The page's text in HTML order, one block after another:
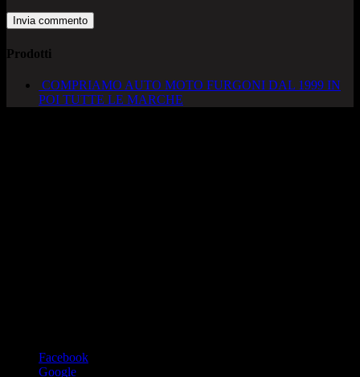
Prodotti
COMPRIAMO AUTO MOTO FURGONI DAL 1999 IN
POI TUTTE LE MARCHE
Facebook
Google